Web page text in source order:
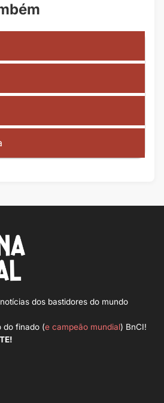
dos bastidores do mundo
do finado (e campeão mundial) BnCI!